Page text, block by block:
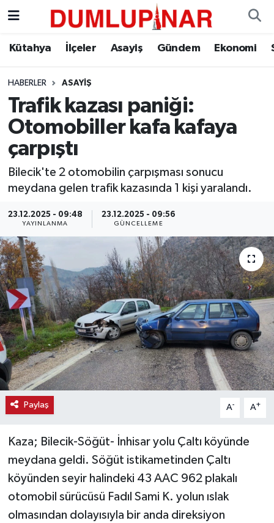
Kütahya İlçeler Asayiş Gündem Ekonomi
HABERLER ASAYIŞ
Trafik kazası paniği:
Otomobiller kafa kafaya
çarpıştı
Bilecik'te 2 otomobilin çarpışması sonucu
meydana gelen trafik kazasında 1 kişi yaralandı.
23.12.2025 - 09:48
YAYINLANMA
23.12.2025 - 09:56
GÜNCELLEME
Paylaş A- A+
Kaza; Bilecik-Söğüt- İnhisar yolu Çaltı köyünde
meydana geldi. Söğüt istikametinden Çaltı
köyünden seyir halindeki 43 AAC 962 plakalı
otomobil sürücüsü Fadıl Sami K. yolun ıslak
olmasından dolayısıyla bir anda direksiyon
Asayiş
Diğer
Dünya
Ekonomi
Gündem
Haber
Haber İlanlar
Kültür-Sanat
Magazin
Seri İlan
Siyaset
Kütahya Hava Durumu
Kütahya Trafik Yoğunluk Haritası
Süper Lig Puan Durumu ve Fikstür
Tüm Manşetler
Son Dakika Haberleri